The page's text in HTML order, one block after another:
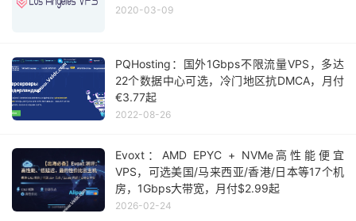
2020-03-09
PQHosting：国外1Gbps不限流量VPS，多达
22个数据中心可选，冷门地区抗DMCA，月付
€3.77起
2022-08-26
Evoxt：AMD EPYC + NVMe高性能便宜
VPS，可选美国/马来西亚/香港/日本等17个机
房，1Gbps大带宽，月付$2.99起
2026-02-24